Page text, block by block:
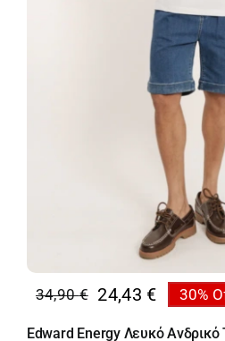
34,90€
Original
price
24,43 €
Η
τρέχουσα
30%
Edward Energy Λευκό Ανδρικό